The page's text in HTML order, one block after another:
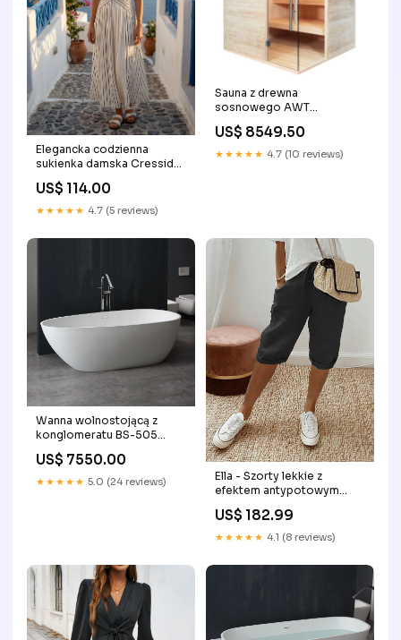
Elegancka codzienna
sukienka damska Cressida
US$ 114.00
★★★★★ 4.7 (5 reviews)
Sauna z drewna
sosnowego AWT
E1805(180x180x210cm)
kabina prysznicowa
US$ 8549.50
★★★★★ 4.7 (10 reviews)
Wanna wolnostojącą z
konglomeratu BS-505
US$ 7550.00
★★★★★ 5.0 (24 reviews)
Ella - Szorty lekkie z
efektem antypotowym
Kolor:Beżowy
US$ 182.99
★★★★★ 4.1 (8 reviews)